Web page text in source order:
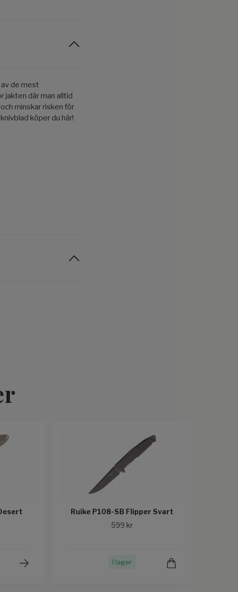
de mest
jakten där man alltid
minskar risken för
köper du här!
Ruike P108-SB Flipper Svart
599 kr
I lager